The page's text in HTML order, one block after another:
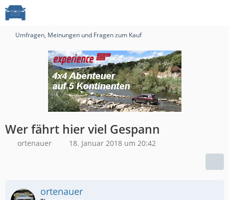
Umfragen, Meinungen und Fragen zum Kauf
Wer fährt hier viel Gespann
ortenauer 18. Januar 2018 um 20:42
ortenauer